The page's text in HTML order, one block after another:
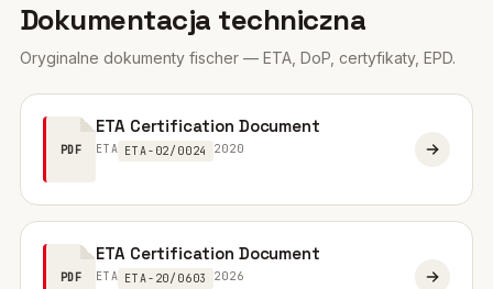
Dokumentacja techniczna
Oryginalne dokumenty fischer — ETA, DoP, certyfikaty, EPD.
PDF
ETA Certification Document
ETA ETA-02/0024 2020
PDF
ETA Certification Document
ETA ETA-20/0603 2026